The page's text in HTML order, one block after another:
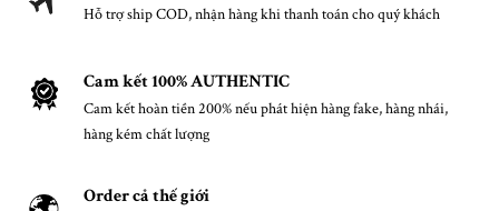
Hỗ trợ ship COD, nhận hàng khi thanh toán cho quý khách
Cam kết 100% AUTHENTIC
Cam kết hoàn tiền 200% nếu phát hiện hàng fake, hàng nhái,
hàng kém chất lượng
Order cả thế giới